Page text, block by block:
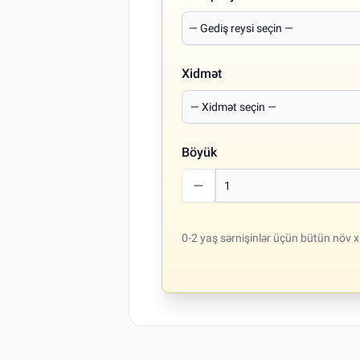
Xidmət
Böyük
0-2 yaş sərnişinlər üçün bütün növ